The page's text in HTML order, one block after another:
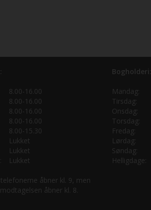
8.00-16.00
8.00-16.00
8.00-16.00
8.00-16.00
8.00-15.30
Lukket
Lukket
Lukket
åbner kl. 9, men
åbner kl. 8.
Bogholderi:
Mandag:
Tirsdag:
Onsdag:
Torsdag:
Fredag:
Lørdag:
Søndag:
Helligdage: